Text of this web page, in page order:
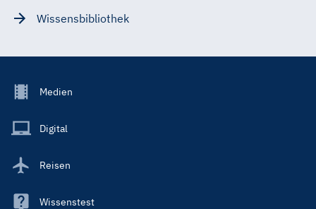
Wissensbibliothek
Footer
Main
Medien
Digital
Reisen
Wissenstest